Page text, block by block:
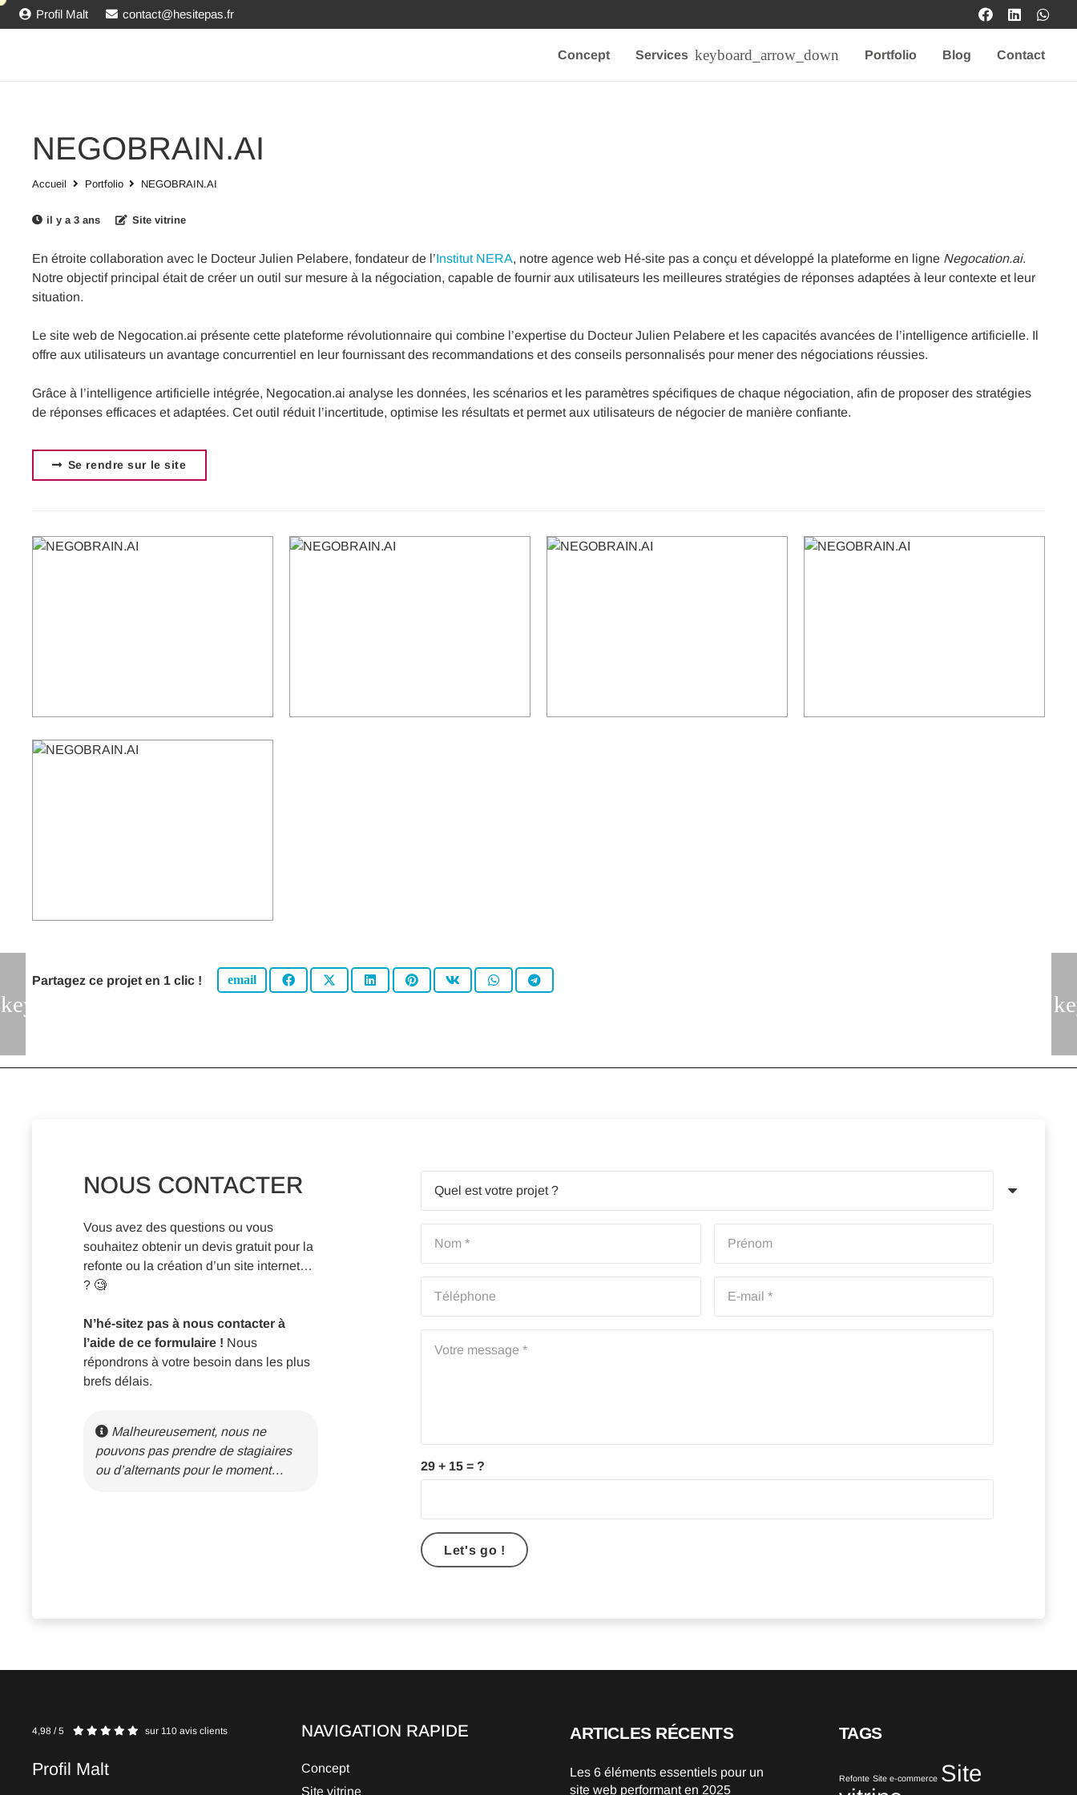
Profil Malt contact@hesitepas.fr
Concept Services Portfolio Blog Contact
NEGOBRAIN.AI
Accueil Portfolio NEGOBRAIN.AI
il y a 3 ans Site vitrine
En étroite collaboration avec le Docteur Julien Pelabere, fondateur de l’Institut NERA, notre agence web Hé-site pas a conçu et développé la plateforme en ligne Negocation.ai.
Notre objectif principal était de créer un outil sur mesure à la négociation, capable de fournir aux utilisateurs les meilleures stratégies de réponses adaptées à leur contexte et leur
situation.
Le site web de Negocation.ai présente cette plateforme révolutionnaire qui combine l’expertise du Docteur Julien Pelabere et les capacités avancées de l’intelligence artificielle. Il
offre aux utilisateurs un avantage concurrentiel en leur fournissant des recommandations et des conseils personnalisés pour mener des négociations réussies.
Grâce à l’intelligence artificielle intégrée, Negocation.ai analyse les données, les scénarios et les paramètres spécifiques de chaque négociation, afin de proposer des stratégies
de réponses efficaces et adaptées. Cet outil réduit l’incertitude, optimise les résultats et permet aux utilisateurs de négocier de manière confiante.
Se rendre sur le site
Partagez ce projet en 1 clic !
NOUS CONTACTER
Vous avez des questions ou vous
souhaitez obtenir un devis gratuit pour la
refonte ou la création d’un site internet…
? 🧐
N’hé-sitez pas à nous contacter à
l’aide de ce formulaire ! Nous
répondrons à votre besoin dans les plus
brefs délais.
Malheureusement, nous ne
pouvons pas prendre de stagiaires
ou d’alternants pour le moment…
29 + 15 = ?
Let's go !
4,98 / 5 sur 110 avis clients
Profil Malt
NAVIGATION RAPIDE
Concept
Site vitrine
ARTICLES RÉCENTS
Les 6 éléments essentiels pour un
site web performant en 2025
TAGS
Refonte Site e-commerce Site